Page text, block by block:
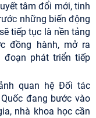
tâm đổi mới, tinh
những biến động
tiếp tục là nền tảng
đồng hành, mở ra
phát triển tiếp
quan hệ Đối tác
đang bước vào
nhà khoa học cần